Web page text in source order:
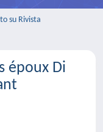
su Rivista
époux Di